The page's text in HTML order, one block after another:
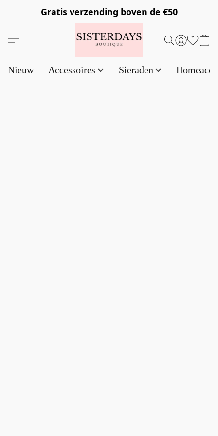
Gratis verzending boven de €50
Nieuw Accessoires Sieraden